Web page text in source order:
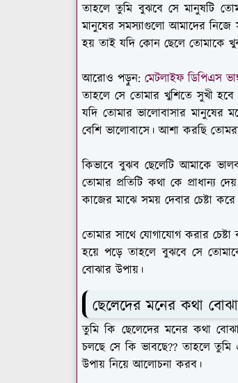
তাহলে তুমি বুঝবে সে মানুষটি
মানুষের সমস্যাগুলো আমাদের
হয় তাই যদি কোন ছেলে তোমাকে
আরোও পড়ুন: মেটলাইফ ডিপিএস
তাহলে সে তোমার খুশিতে সুখী
যদি তোমার ভালোবাসার মানুষের
বেশি ভালোবাসে। আশা করছি
কিভাবে বুঝব ছেলেটি আমাকে
তোমার প্রতিটি কথা কে প্রাধান্য
কাজের মাঝে সময় দেবার চেষ্টা করে
তোমার সাথে যোগাযোগ করার
হয়ে পড়ে তাহলে বুঝবে সে
বোঝার উপায়।
ছেলেদের মনের কথা
তুমি কি ছেলেদের মনের কথা
চলছে সে কি ভাবছে?? তাহলে
উপায় নিয়ে আলোচনা করব।